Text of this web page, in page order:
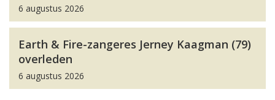
6 augustus 2026
Earth & Fire-zangeres Jerney Kaagman (79)
overleden
6 augustus 2026